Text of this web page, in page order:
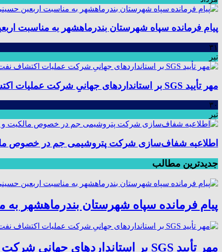
پیام فرمانده سپاه شهرستان بندرماهشهر به مناسبت
۳۱
تیر
مهر تأیید SGS بر استانداردهای جهانیِ شرکت عملیات اکتشاف نفت؛ موفقیت در ممیزی سیستم مدیریت یکپارچه
۳۰
تیر
اطلاعیه شفاف‌سازی شرکت پتروشیمی جم در خصوص
جدیدترین مطالب
پیام فرمانده سپاه شهرستان بندرماهشهر
مهر تأیید SGS بر استانداردهای جهانیِ شرکت عملیات اکتشاف نفت؛ موفقیت در ممیزی سیستم مدیریت یکپارچه